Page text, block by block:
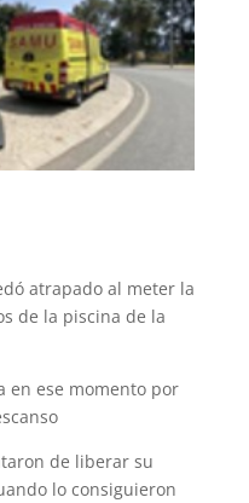
atrapado al meter la
de la piscina de la
en ese momento por
de liberar su
lo consiguieron